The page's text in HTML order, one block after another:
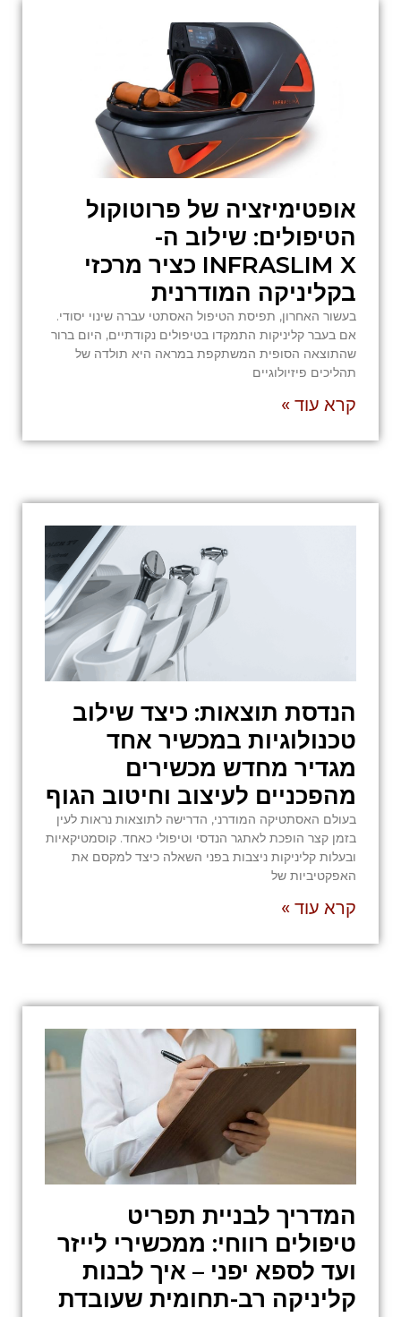
אופטימיזציה של פרוטוקול
הטיפולים: שילוב ה-
INFRASLIM X כציר מרכזי
בקליניקה המודרנית
בעשור האחרון, תפיסת הטיפול האסתטי עברה שינוי יסודי.
אם בעבר קליניקות התמקדו בטיפולים נקודתיים, היום ברור
שהתוצאה הסופית המשתקפת במראה היא תולדה של
תהליכים פיזיולוגיים
קרא עוד »
הנדסת תוצאות: כיצד שילוב
טכנולוגיות במכשיר אחד
מגדיר מחדש מכשירים
מהפכניים לעיצוב וחיטוב הגוף
בעולם האסתטיקה המודרני, הדרישה לתוצאות נראות לעין
בזמן קצר הופכת לאתגר הנדסי וטיפולי כאחד. קוסמטיקאיות
ובעלות קליניקות ניצבות בפני השאלה כיצד למקסם את
האפקטיביות של
קרא עוד »
המדריך לבניית תפריט
טיפולים רווחי: ממכשירי לייזר
ועד לספא יפני – איך לבנות
קליניקה רב-תחומית שעובדת